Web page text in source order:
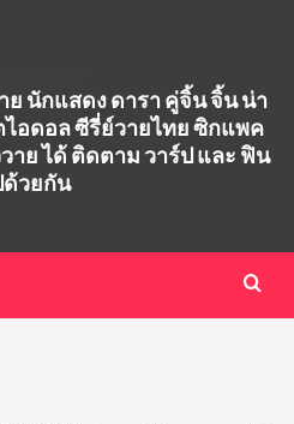
ย นักแสดง ดารา คู่จิ้น จิ้น น่า
ไอดอล ซีรี่ย์วายไทย ซิกแพค
าย ได้ ติดตาม วาร์ป และ ฟิน
ด้วยกัน